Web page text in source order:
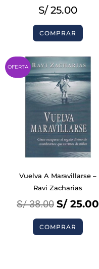
S/25.00
COMPRAR
OFERTA
Vuelva A Maravillarse –
Ravi Zacharias
S/38.00
Original
price
was:
S/ 38.00.
S/25.00
COMPRAR